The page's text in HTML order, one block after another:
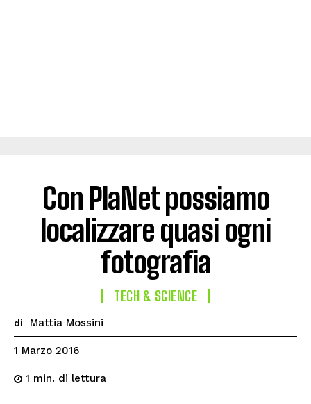
Con PlaNet possiamo
localizzare quasi ogni
fotografia
TECH & SCIENCE
di Mattia Mossini
1 Marzo 2016
1 min. di lettura